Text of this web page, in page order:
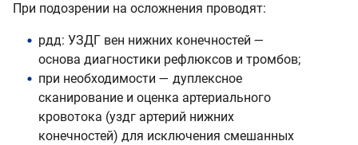
При подозрении на осложнения проводят:
рдд: УЗДГ вен нижних конечностей —
основа диагностики рефлюксов и тромбов;
при необходимости — дуплексное
сканирование и оценка артериального
кровотока (уздг артерий нижних
конечностей) для исключения смешанных